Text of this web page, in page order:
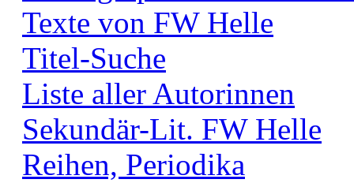
Texte von FW Helle
Titel-Suche
Liste aller Autorinnen
Sekundär-Lit. FW Helle
Reihen, Periodika